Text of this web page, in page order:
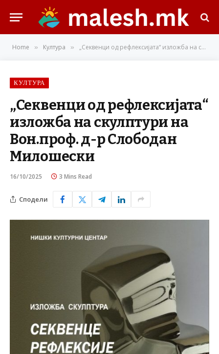
Home » Култура » „Секвенци од рефлексијата“ изложба на скулптури на Вон.проф. д-р Слободан Милошески
КУЛТУРА
„Секвенци од рефлексијата“
изложба на скулптури на
Вон.проф. д-р Слободан
Милошески
16/10/2025 3 Mins Read
Сподели